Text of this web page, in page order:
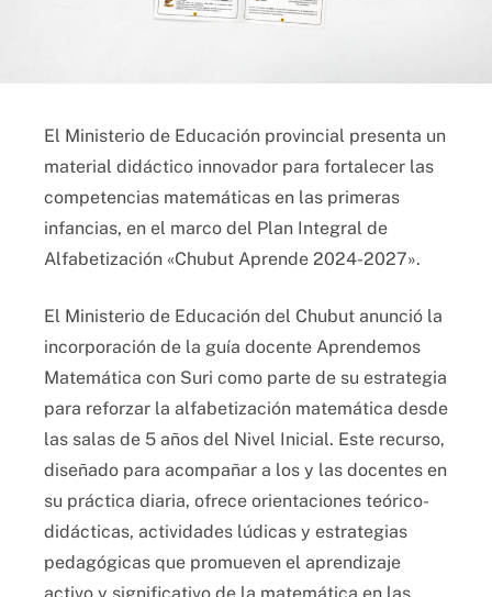
El Ministerio de Educación provincial presenta un
material didáctico innovador para fortalecer las
competencias matemáticas en las primeras
infancias, en el marco del Plan Integral de
Alfabetización «Chubut Aprende 2024-2027».
El Ministerio de Educación del Chubut anunció la
incorporación de la guía docente Aprendemos
Matemática con Suri como parte de su estrategia
para reforzar la alfabetización matemática desde
las salas de 5 años del Nivel Inicial. Este recurso,
diseñado para acompañar a los y las docentes en
su práctica diaria, ofrece orientaciones teórico-
didácticas, actividades lúdicas y estrategias
pedagógicas que promueven el aprendizaje